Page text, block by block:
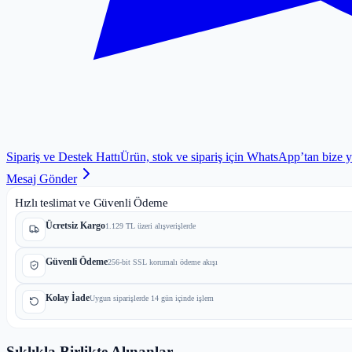
Sipariş ve Destek HattıÜrün, stok ve sipariş için WhatsApp’tan bize
Mesaj Gönder
Hızlı teslimat ve Güvenli Ödeme
Ücretsiz Kargo1.129 TL üzeri alışverişlerde
Güvenli Ödeme256-bit SSL korumalı ödeme akışı
Kolay İadeUygun siparişlerde 14 gün içinde işlem